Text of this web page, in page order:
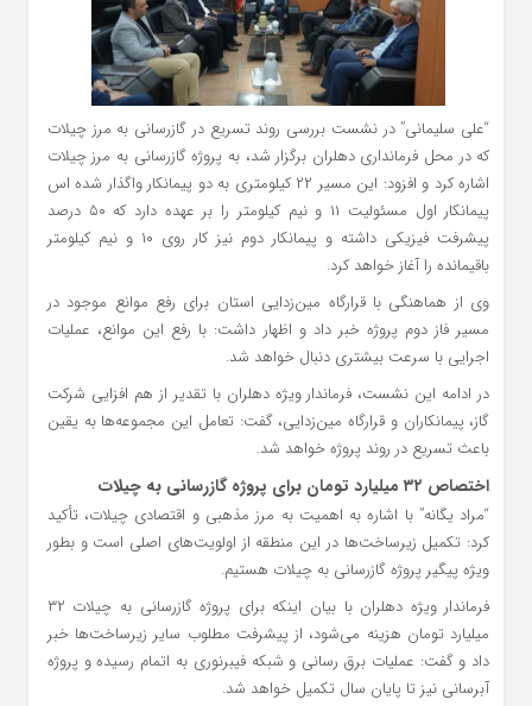
“علی سلیمانی” در نشست بررسی روند تسریع در گازرسانی به مرز چیلات
که در محل فرمانداری دهلران برگزار شد، به پروژه گازرسانی به مرز چیلات
اشاره کرد و افزود: این مسیر ۲۲ کیلومتری به دو پیمانکار واگذار شده اس
پیمانکار اول مسئولیت ۱۱ و نیم کیلومتر را بر عهده دارد که ۵۰ درصد
پیشرفت فیزیکی داشته و پیمانکار دوم نیز کار روی ۱۰ و نیم کیلومتر
باقیمانده را آغاز خواهد کرد.
وی از هماهنگی با قرارگاه مین‌زدایی استان برای رفع موانع موجود در
مسیر فاز دوم پروژه خبر داد و اظهار داشت: با رفع این موانع، عملیات
اجرایی با سرعت بیشتری دنبال خواهد شد.
در ادامه این نشست، فرماندار ویژه دهلران با تقدیر از هم افزایی شرکت
گاز، پیمانکاران و قرارگاه مین‌زدایی، گفت: تعامل این مجموعه‌ها به یقین
باعث تسریع در روند پروژه خواهد شد.
اختصاص ۳۲ میلیارد تومان برای پروژه گازرسانی به چیلات
“مراد یگانه” با اشاره به اهمیت به مرز مذهبی و اقتصادی چیلات، تأکید
کرد: تکمیل زیرساخت‌ها در این منطقه از اولویت‌های اصلی است و بطور
ویژه پیگیر پروژه گازرسانی به چیلات هستیم.
فرماندار ویژه دهلران با بیان اینکه برای پروژه گازرسانی به چیلات ۳۲
میلیارد تومان هزینه می‌شود، از پیشرفت مطلوب سایر زیرساخت‌ها خبر
داد و گفت: عملیات برق‌ رسانی و شبکه فیبرنوری به اتمام رسیده و پروژه
آبرسانی نیز تا پایان سال تکمیل خواهد شد.